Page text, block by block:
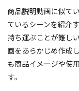
商品説明動画に似て
ているシーンを紹介
持ち運ぶことが難し
画をあらかじめ作成
も商品イメージや使
す。